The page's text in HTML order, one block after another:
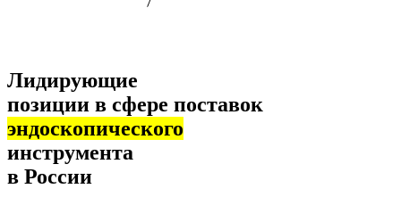
Лидирующие
позиции в сфере поставок
эндоскопического
инструмента
в России